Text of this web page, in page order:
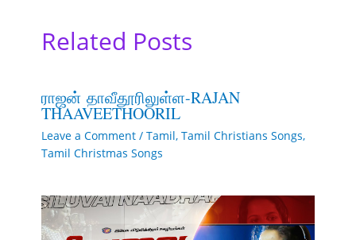
Related Posts
ராஜன் தாவீதூரிலுள்ள-RAJAN
THAAVEETHOORIL
Leave a Comment / Tamil, Tamil Christians Songs,
Tamil Christmas Songs